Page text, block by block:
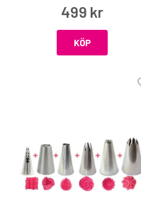
499 kr
KÖP